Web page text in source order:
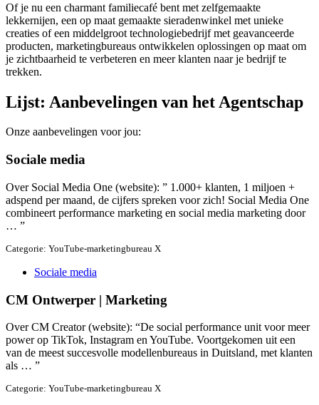
Of je nu een charmant familiecafé bent met zelfgemaakte
lekkernijen, een op maat gemaakte sieradenwinkel met unieke
creaties of een middelgroot technologiebedrijf met geavanceerde
producten, marketingbureaus ontwikkelen oplossingen op maat om
je zichtbaarheid te verbeteren en meer klanten naar je bedrijf te
trekken.
Lijst: Aanbevelingen van het Agentschap
Onze aanbevelingen voor jou:
Sociale media
Over Social Media One (website): ” 1.000+ klanten, 1 miljoen +
adspend per maand, de cijfers spreken voor zich! Social Media One
combineert performance marketing en social media marketing door
… ”
Categorie: YouTube-marketingbureau X
Sociale media
CM Ontwerper | Marketing
Over CM Creator (website): “De social performance unit voor meer
power op TikTok, Instagram en YouTube. Voortgekomen uit een
van de meest succesvolle modellenbureaus in Duitsland, met klanten
als … ”
Categorie: YouTube-marketingbureau X